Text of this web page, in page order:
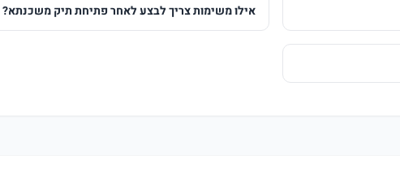
אילו משימות צריך לבצע לאחר פתיחת תיק משכנתא?